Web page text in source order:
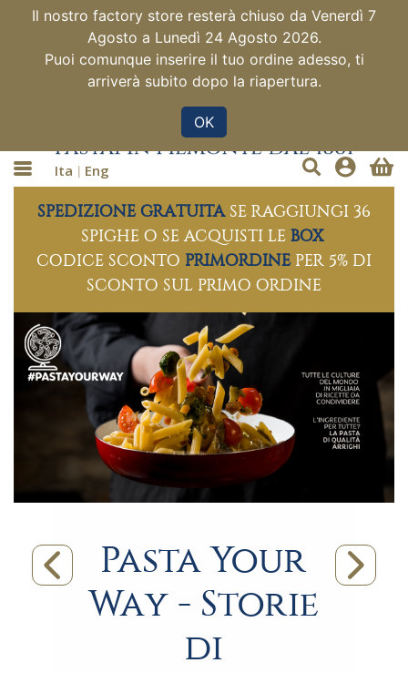
Ita Eng
SPEDIZIONE GRATUITA SE RAGGIUNGI 36
SPIGHE O SE ACQUISTI LE BOX
CODICE SCONTO PRIMORDINE PER 5% DI
SCONTO SUL PRIMO ORDINE
Pasta Your
Way - Storie
di
Il nostro factory store resterà chiuso da Venerdì 7
Agosto a Lunedì 24 Agosto 2026.
Puoi comunque inserire il tuo ordine adesso, ti
arriverà subito dopo la riapertura.
OK